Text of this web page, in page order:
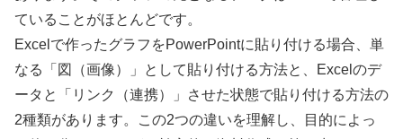
ていることがほとんどです。
Excelで作ったグラフをPowerPointに貼り付ける場合、単
なる「図（画像）」として貼り付ける方法と、Excelのデ
ータと「リンク（連携）」させた状態で貼り付ける方法の
2種類があります。この2つの違いを理解し、目的によっ